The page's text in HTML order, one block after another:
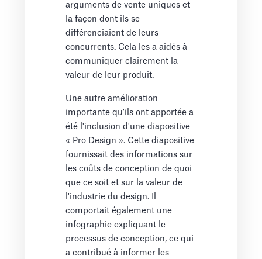
arguments de vente uniques et
la façon dont ils se
différenciaient de leurs
concurrents. Cela les a aidés à
communiquer clairement la
valeur de leur produit.
Une autre amélioration
importante qu'ils ont apportée a
été l'inclusion d'une diapositive
« Pro Design ». Cette diapositive
fournissait des informations sur
les coûts de conception de quoi
que ce soit et sur la valeur de
l'industrie du design. Il
comportait également une
infographie expliquant le
processus de conception, ce qui
a contribué à informer les